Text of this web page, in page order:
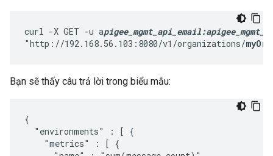
curl -X GET -u a
"http://192.168.56.103:8080/v1/organizations/myOrg
Bạn sẽ thấy câu trả lời trong biểu mẫu:
{
  "environments" : [ {
    "metrics" : [ {